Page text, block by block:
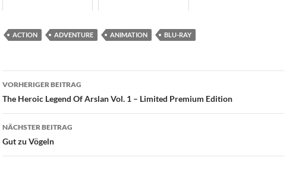
ACTION ADVENTURE ANIMATION BLU-RAY
Beitragsnavigation
VORHERIGER BEITRAG
The Heroic Legend Of Arslan Vol. 1 – Limited Premium Edition
NÄCHSTER BEITRAG
Gut zu Vögeln